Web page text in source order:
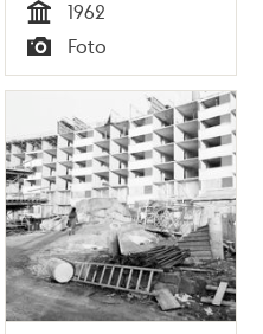
Tid
1962
Typ
Foto